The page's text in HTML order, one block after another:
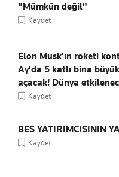
"Mümkün değil"
Kaydet
Elon Musk’ın roketi
Ay'da 5 katlı bina
açacak! Dünya
Kaydet
BES YATIRIMCISININ
Kaydet